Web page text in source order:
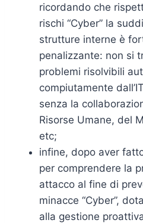
ricordando che
rischi “Cyber” la
strutture interne è
penalizzante: non si
problemi risolvibili
compiutamente
senza la
Risorse Umane, del
etc;
infine, dopo aver
per comprendere la
attacco al fine di
minacce “Cyber”,
alla gestione